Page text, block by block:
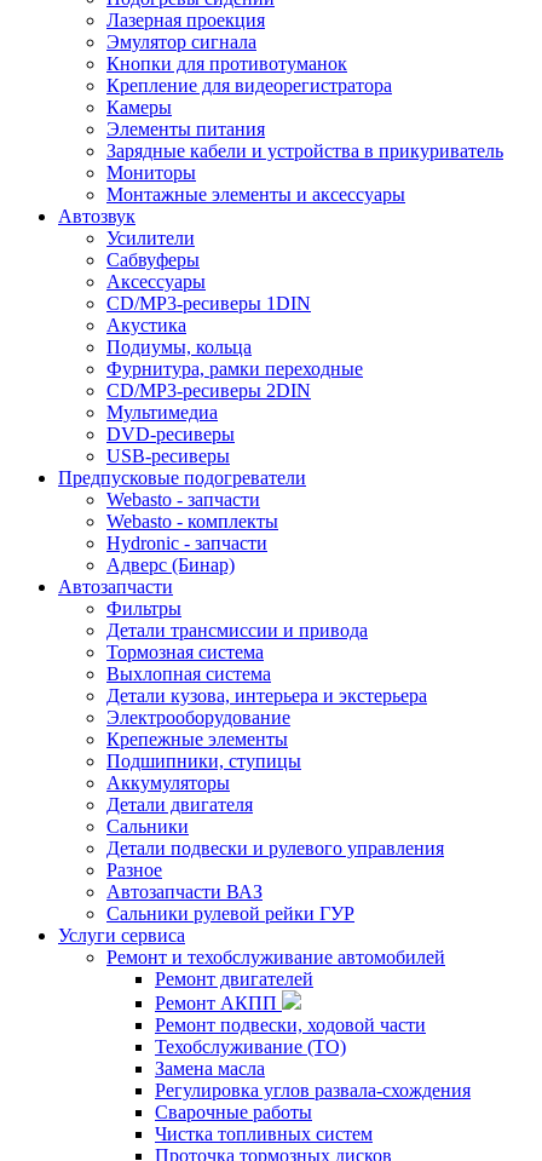
Лазерная проекция
Эмулятор сигнала
Кнопки для противотуманок
Крепление для видеорегистратора
Камеры
Элементы питания
Зарядные кабели и устройства в прикуриватель
Мониторы
Монтажные элементы и аксессуары
Автозвук
Усилители
Сабвуферы
Аксессуары
CD/MP3-ресиверы 1DIN
Акустика
Подиумы, кольца
Фурнитура, рамки переходные
CD/MP3-ресиверы 2DIN
Мультимедиа
DVD-ресиверы
USB-ресиверы
Предпусковые подогреватели
Webasto - запчасти
Webasto - комплекты
Hydronic - запчасти
Адверс (Бинар)
Автозапчасти
Фильтры
Детали трансмиссии и привода
Тормозная система
Выхлопная система
Детали кузова, интерьера и экстерьера
Электрооборудование
Крепежные элементы
Подшипники, ступицы
Аккумуляторы
Детали двигателя
Сальники
Детали подвески и рулевого управления
Разное
Автозапчасти ВАЗ
Сальники рулевой рейки ГУР
Услуги сервиса
Ремонт и техобслуживание автомобилей
Ремонт двигателей
Ремонт АКПП
Ремонт подвески, ходовой части
Техобслуживание (ТО)
Замена масла
Регулировка углов развала-схождения
Сварочные работы
Чистка топливных систем
Проточка тормозных дисков